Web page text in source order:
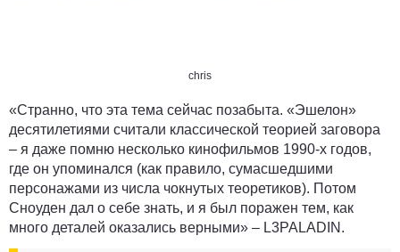
chris
«Странно, что эта тема сейчас позабыта. «Эшелон»
десятилетиями считали классической теорией заговора
– я даже помню несколько кинофильмов 1990-х годов,
где он упоминался (как правило, сумасшедшими
персонажами из числа чокнутых теоретиков). Потом
Сноуден дал о себе знать, и я был поражен тем, как
много деталей оказались верными» – L3PALADIN .